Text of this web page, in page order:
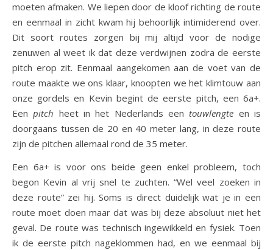
moeten afmaken. We liepen door de kloof richting de route
en eenmaal in zicht kwam hij behoorlijk intimiderend over.
Dit soort routes zorgen bij mij altijd voor de nodige
zenuwen al weet ik dat deze verdwijnen zodra de eerste
pitch erop zit. Eenmaal aangekomen aan de voet van de
route maakte we ons klaar, knoopten we het klimtouw aan
onze gordels en Kevin begint de eerste pitch, een 6a+.
Eenpitch heet in het Nederlands eentouwlengte en is
doorgaans tussen de 20 en 40 meter lang, in deze route
zijn de pitchen allemaal rond de 35 meter.
Een 6a+ is voor ons beide geen enkel probleem, toch
begon Kevin al vrij snel te zuchten. “Wel veel zoeken in
deze route” zei hij. Soms is direct duidelijk wat je in een
route moet doen maar dat was bij deze absoluut niet het
geval. De route was technisch ingewikkeld en fysiek. Toen
ik de eerste pitch nageklommen had, en we eenmaal bij